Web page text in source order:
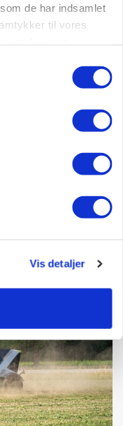
de har indsamlet
til vores
Vis detaljer